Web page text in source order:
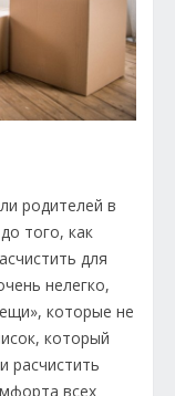
родителей в
того, как
для
нелегко,
которые не
который
и расчистить
всех